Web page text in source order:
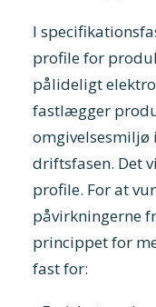
I
profile for
pålideligt
fastlægger
omgivelsesmiljø
driftsfasen. Det
profile. For at
påvirkningerne
princippet for
fast for: